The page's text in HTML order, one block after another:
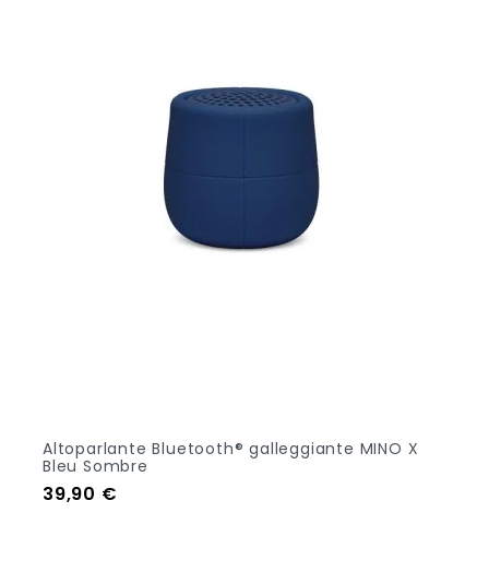
Altoparlante Bluetooth® galleggiante MINO X
Bleu Sombre
Prezzo
39,90 €